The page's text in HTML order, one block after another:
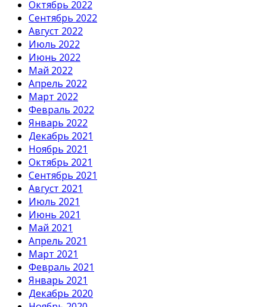
Октябрь 2022
Сентябрь 2022
Август 2022
Июль 2022
Июнь 2022
Май 2022
Апрель 2022
Март 2022
Февраль 2022
Январь 2022
Декабрь 2021
Ноябрь 2021
Октябрь 2021
Сентябрь 2021
Август 2021
Июль 2021
Июнь 2021
Май 2021
Апрель 2021
Март 2021
Февраль 2021
Январь 2021
Декабрь 2020